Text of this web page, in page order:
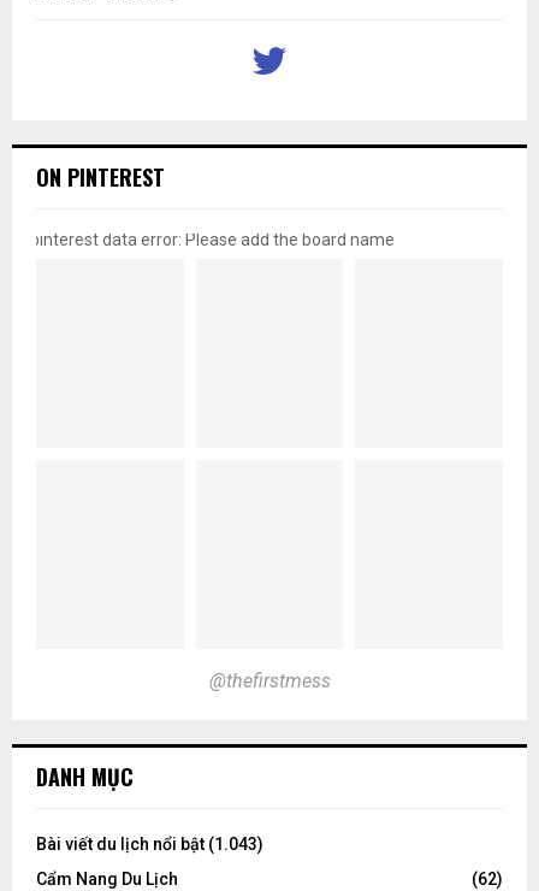
ON PINTEREST
pinterest data error: Please add the board name
@thefirstmess
DANH MỤC
Bài viết du lịch nổi bật (1.043)
Cẩm Nang Du Lịch
(62)